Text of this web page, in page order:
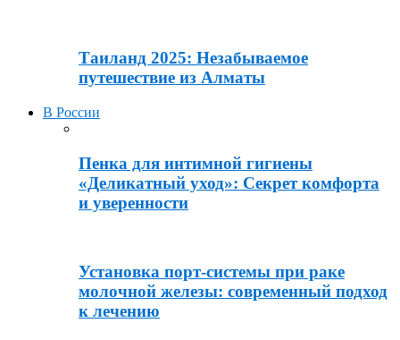
Таиланд 2025: Незабываемое
путешествие из Алматы
В России
Пенка для интимной гигиены
«Деликатный уход»: Секрет комфорта
и уверенности
Установка порт-системы при раке
молочной железы: современный подход
к лечению